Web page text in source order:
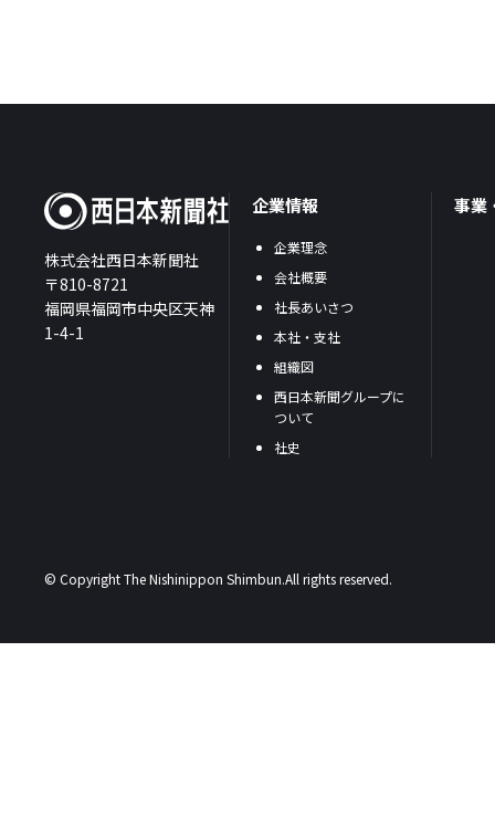
株式会社西日本新聞社
〒810-8721
福岡県福岡市中央区天神
1-4-1
企業情報
企業理念
会社概要
社長あいさつ
本社・支社
組織図
西日本新聞グループに
ついて
社史
事業
© Copyright The Nishinippon Shimbun.All rights reserved.